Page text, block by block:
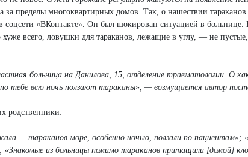
пределы многоквартирных домов. Так, о нашествии
соцсети «ВКонтакте». Он был шокирован ситуацией в
хуже всего, ловушки для тараканов, лежащие в углу, — не
больница на Данилова, 15, отделение травматологии. О
тебе всю ночь ползают тараканы», — возмущается автор
родственники:
— тараканов море, особенно ночью, ползали по пациентам»;
«Знакомые из больницы помимо тараканов притащили [домой]